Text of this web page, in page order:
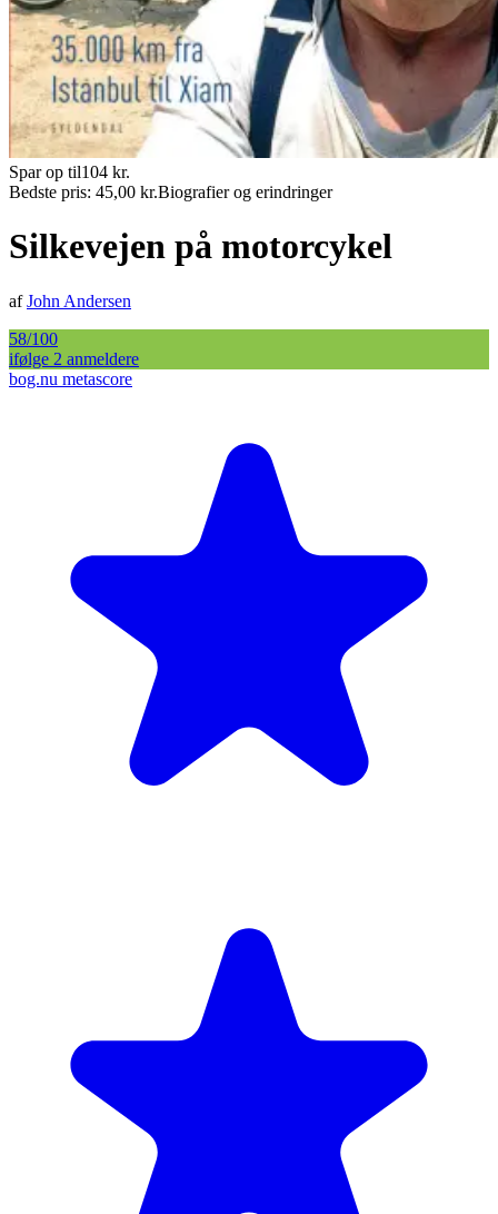
Spar op til104 kr.
Bedste pris: 45,00 kr.Biografier og erindringer
Silkevejen på motorcykel
afJohn Andersen
58/100
ifølge 2 anmeldere
bog.nu metascore